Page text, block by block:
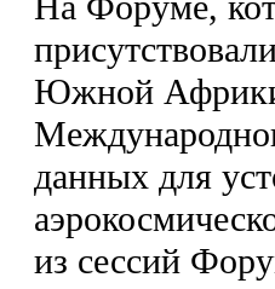
Южной
данных для
из сессий